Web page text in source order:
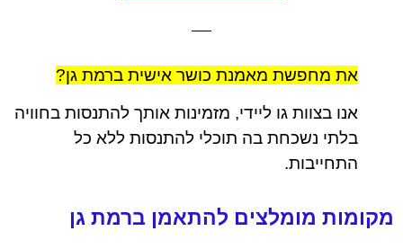
את מחפשת מאמנת כושר אישית ברמת גן?
אנו בצוות גו ליידי, מזמינות אותך להתנסות בחוויה
בלתי נשכחת בה תוכלי להתנסות ללא כל
התחייבות.
מקומות מומלצים להתאמן ברמת גן